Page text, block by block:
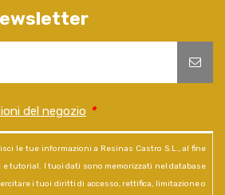
del negozio *
le tue informazioni a Resinas Castro S.L., al fine
tutorial. I tuoi dati sono memorizzati nel database
i tuoi diritti di accesso, rettifica, limitazione o